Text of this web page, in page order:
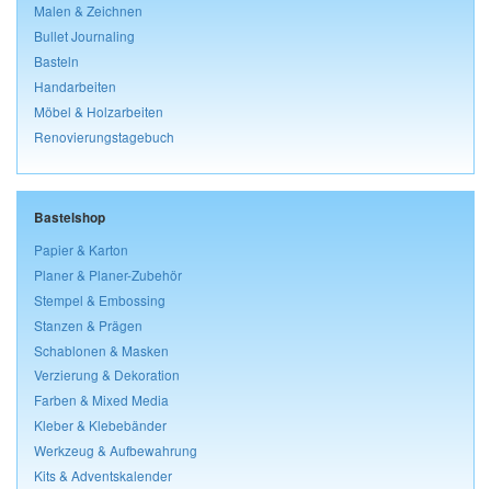
Malen & Zeichnen
Bullet Journaling
Basteln
Handarbeiten
Möbel & Holzarbeiten
Renovierungstagebuch
Bastelshop
Papier & Karton
Planer & Planer-Zubehör
Stempel & Embossing
Stanzen & Prägen
Schablonen & Masken
Verzierung & Dekoration
Farben & Mixed Media
Kleber & Klebebänder
Werkzeug & Aufbewahrung
Kits & Adventskalender